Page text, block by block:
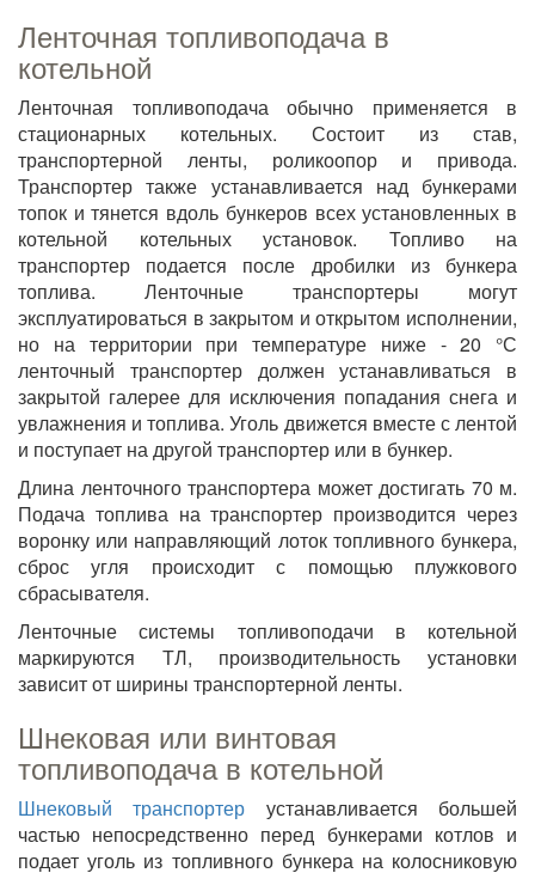
Ленточная топливоподача в
котельной
Ленточная топливоподача обычно применяется в
стационарных котельных. Состоит из став,
транспортерной ленты, роликоопор и привода.
Транспортер также устанавливается над бункерами
топок и тянется вдоль бункеров всех установленных в
котельной котельных установок. Топливо на
транспортер подается после дробилки из бункера
топлива. Ленточные транспортеры могут
эксплуатироваться в закрытом и открытом исполнении,
но на территории при температуре ниже - 20 °С
ленточный транспортер должен устанавливаться в
закрытой галерее для исключения попадания снега и
увлажнения и топлива. Уголь движется вместе с лентой
и поступает на другой транспортер или в бункер.
Длина ленточного транспортера может достигать 70 м.
Подача топлива на транспортер производится через
воронку или направляющий лоток топливного бункера,
сброс угля происходит с помощью плужкового
сбрасывателя.
Ленточные системы топливоподачи в котельной
маркируются ТЛ, производительность установки
зависит от ширины транспортерной ленты.
Шнековая или винтовая
топливоподача в котельной
Шнековый транспортер устанавливается большей
частью непосредственно перед бункерами котлов и
подает уголь из топливного бункера на колосниковую